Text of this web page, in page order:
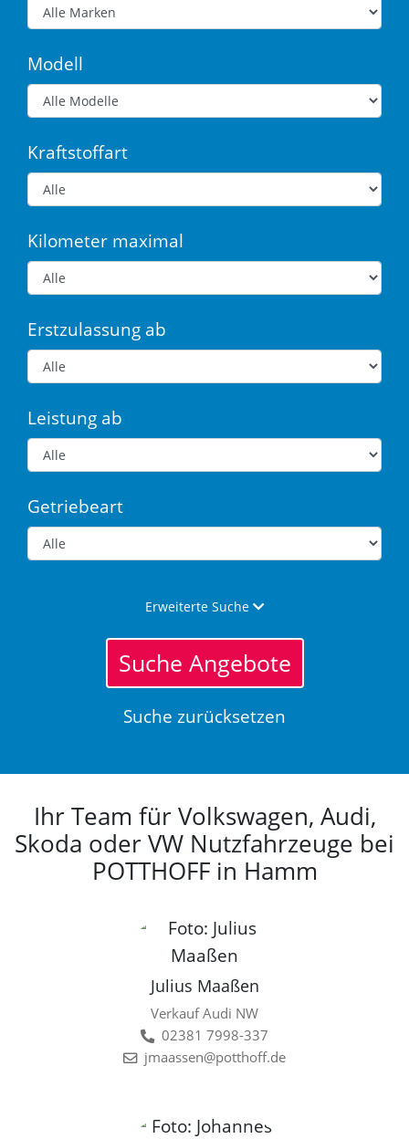
Modell
Kraftstoffart
Kilometer maximal
Erstzulassung ab
Leistung ab
Getriebeart
Erweiterte Suche
Suche Angebote
Suche zurücksetzen
Ihr Team für Volkswagen, Audi,
Skoda oder VW Nutzfahrzeuge bei
POTTHOFF in Hamm
Julius Maaßen
Verkauf Audi NW
02381 7998-337
jmaassen@potthoff.de